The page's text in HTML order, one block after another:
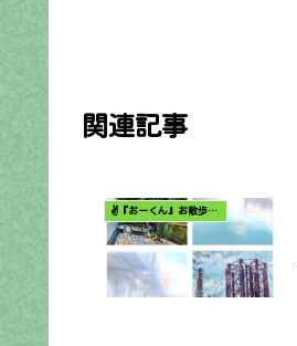
関連記事
✌️『おーくん』お散歩日記〜どんな出会いがあるだろう〜